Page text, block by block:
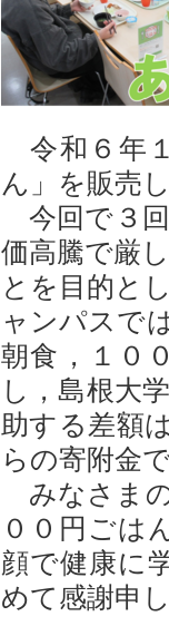
令和６年
ん」を販売
今回で３
価高騰で厳
とを目的と
ャンパスで
朝食，１０
し，島根大
助する差額
らの寄附金
みなさま
００円ごは
顔で健康に
めて感謝申